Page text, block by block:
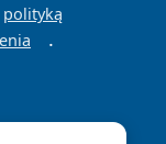
polityką
.